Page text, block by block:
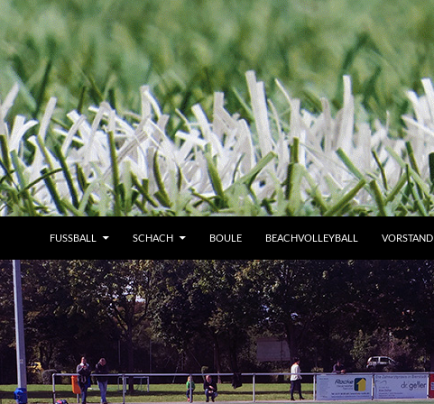
FUSSBALL SCHACH BOULE BEACHVOLLEYBALL VORSTAND